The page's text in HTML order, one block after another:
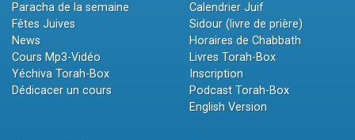
Paracha de la semaine
Fêtes Juives
News
Cours Mp3-Vidéo
Yéchiva Torah-Box
Dédicacer un cours
Calendrier Juif
Sidour (livre de prière)
Horaires de Chabbath
Livres Torah-Box
Inscription
Podcast Torah-Box
English Version